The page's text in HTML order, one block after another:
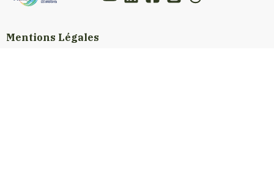
Mentions Légales